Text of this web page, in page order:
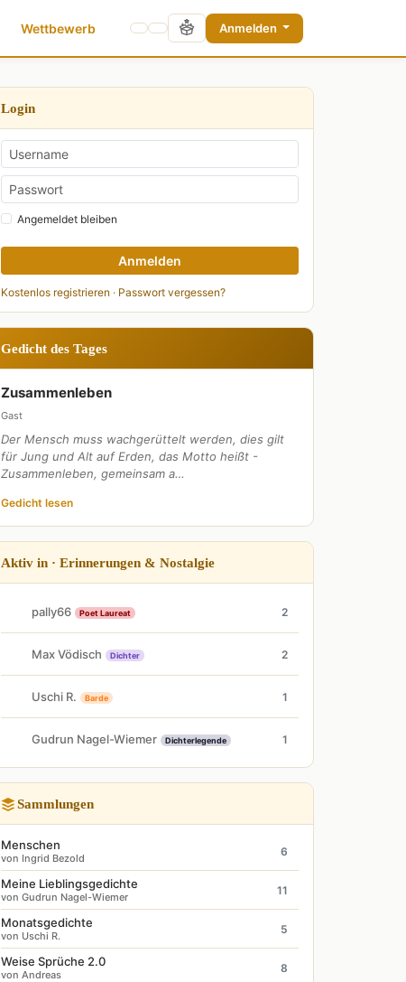
Wettbewerb Anmelden
Login
Angemeldet bleiben
Anmelden
Kostenlos registrieren · Passwort vergessen?
Gedicht des Tages
Zusammenleben
Gast
Der Mensch muss wachgerüttelt werden, dies gilt
für Jung und Alt auf Erden, das Motto heißt -
Zusammenleben, gemeinsam a…
Gedicht lesen
Aktiv in · Erinnerungen & Nostalgie
pally66 Poet Laureat 2
Max Vödisch Dichter 2
Uschi R. Barde 1
Gudrun Nagel-Wiemer Dichterlegende 1
Sammlungen
Menschen
von Ingrid Bezold
6
Meine Lieblingsgedichte
von Gudrun Nagel-Wiemer
11
Monatsgedichte
von Uschi R.
5
Weise Sprüche 2.0
von Andreas
8